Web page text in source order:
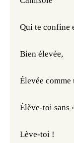
Qui te confine
Bien élevée,
Élevée comme
Élève-toi sans «
Lève-toi !